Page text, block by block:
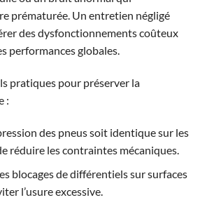
prématurée. Un entretien négligé
des dysfonctionnements coûteux
performances globales.
pratiques pour préserver la
:
des pneus soit identique sur les
réduire les contraintes mécaniques.
blocages de différentiels sur surfaces
l’usure excessive.